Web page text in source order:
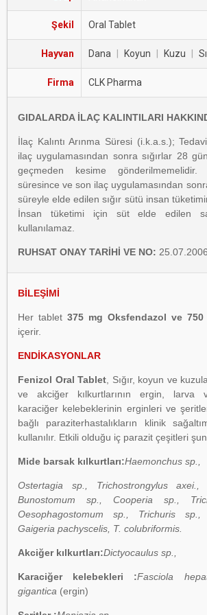
Şekil Oral Tablet
Hayvan Dana Koyun Kuzu
Firma CLK Pharma
GIDALARDA İLAÇ KALINTILARI
İlaç Kalıntı Arınma Süresi (i.k.a.s.);
ilaç uygulamasından sonra sığırlar 28
geçmeden kesime gönderilmemelidir.
süresince ve son ilaç uygulamasından
süreyle elde edilen sığır sütü insan
İnsan tüketimi için süt elde edilen
kullanılamaz.
RUHSAT ONAY TARİHİ VE NO:
BİLEŞİMİ
Her tablet 375 mg Oksfendazol ve
içerir.
ENDİKASYONLAR
Fenizol Oral Tablet , Sığır, koyun ve
ve akciğer kılkurtlarının ergin, larva
karaciğer kelebeklerinin erginleri ve
bağlı paraziterhastalıkların klinik
kullanılır. Etkili olduğu iç parazit çeşitleri
Mide barsak kılkurtları:Haemonchus sp.,
Ostertagia sp., Trichostrongylus axei.,
Bunostomum sp., Cooperia sp.,
Oesophagostomum sp., Trichuris sp.,
Gaigeria pachyscelis, T. colubriformis.
Akciğer kılkurtları:Dictyocaulus sp.,
Karaciğer kelebekleri :Fasciola
gigantica (ergin)